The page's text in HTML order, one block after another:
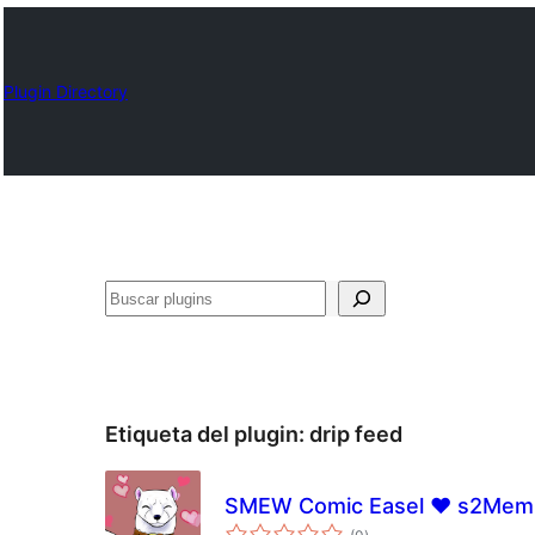
Plugin Directory
Buscar
Etiqueta del plugin: drip feed
SMEW Comic Easel ♥
total